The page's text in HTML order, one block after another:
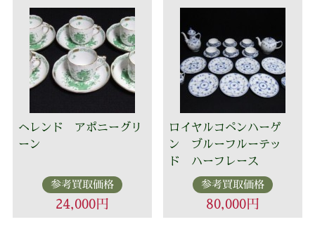
ヘレンド アポニーグリ
ーン
参考買取価格
24,000円
ロイヤルコペンハーゲ
ン ブルーフルーテッ
ド ハーフレース
参考買取価格
80,000円